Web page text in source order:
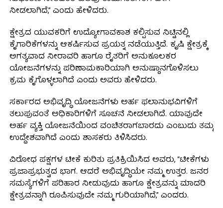
ನೀಡಲಾಗಿದೆ,” ಎಂದು ಹೇಳಿದರು.
ಕ್ಷೇತ್ರದ ಯುವಕರಿಗೆ ಉದ್ಯೋಗಾವಕಾಶ ಕಲ್ಪಿಸುವ ನಿಟ್ಟಿನಲ್ಲಿ
ಕೈಗಾರಿಕೆಗಳನ್ನು ಆಕರ್ಷಿಸುವ ಪ್ರಯತ್ನ ನಡೆಯುತ್ತಿದೆ. ಕೃಷಿ ಕ್ಷೇತ್ರಕ್ಕೆ
ಅಗತ್ಯವಾದ ನೀರಾವರಿ ಹಾಗೂ ರೈತರಿಗೆ ಅನುಕೂಲಕರ
ಯೋಜನೆಗಳನ್ನು ಪರಿಣಾಮಕಾರಿಯಾಗಿ ಅನುಷ್ಠಾನಗೊಳಿಸಲು
ಕ್ರಮ ಕೈಗೊಳ್ಳಲಾಗಿದೆ ಎಂದು ಅವರು ಹೇಳಿದರು.
ಸರ್ಕಾರದ ಅಭಿವೃದ್ಧಿ ಯೋಜನೆಗಳು ಅರ್ಹ ಫಲಾನುಭವಿಗಳಿಗೆ
ತಲುಪುವಂತೆ ಅಧಿಕಾರಿಗಳಿಗೆ ಸೂಚನೆ ನೀಡಲಾಗಿದೆ. ಯಾವುದೇ
ಅರ್ಹ ವ್ಯಕ್ತಿ ಯೋಜನೆಯಿಂದ ವಂಚಿತರಾಗಬಾರದು ಎಂಬುದು ತಮ್ಮ
ಉದ್ದೇಶವಾಗಿದೆ ಎಂದು ಶಾಸಕರು ತಿಳಿಸಿದರು.
ವಿರೋಧ ಪಕ್ಷಗಳ ಟೀಕೆ ಕುರಿತು ಪ್ರತಿಕ್ರಿಯಿಸಿದ ಅವರು, “ಟೀಕೆಗಳು
ಪ್ರಜಾಪ್ರಭುತ್ವದ ಭಾಗ. ಆದರೆ ಅಭಿವೃದ್ಧಿಯೇ ನಮ್ಮ ಉತ್ತರ. ಜನರ
ಸಮಸ್ಯೆಗಳಿಗೆ ಪರಿಹಾರ ನೀಡುವುದು ಹಾಗೂ ಕ್ಷೇತ್ರವನ್ನು ಮಾದರಿ
ಕ್ಷೇತ್ರವನ್ನಾಗಿ ರೂಪಿಸುವುದೇ ನಮ್ಮ ಗುರಿಯಾಗಿದೆ,” ಎಂದರು.